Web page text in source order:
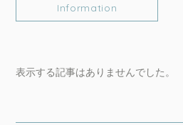
Information
表示する記事はありませんでした。